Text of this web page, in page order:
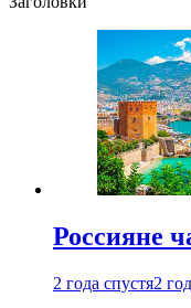
Россияне
2 года спустя2